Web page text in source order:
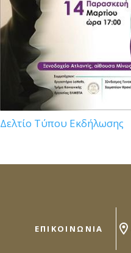
Δελτίο Τύπου Εκδήλωσης
ΕΠΙΚΟΙΝΩΝΙΑ